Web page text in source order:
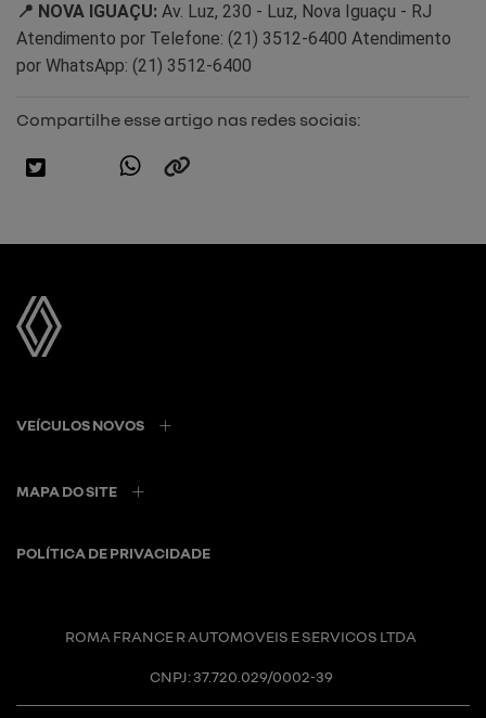
📍 NOVA IGUAÇU: Av. Luz, 230 - Luz, Nova Iguaçu - RJ
Atendimento por Telefone: (21) 3512-6400 Atendimento
por WhatsApp: (21) 3512-6400
Compartilhe esse artigo nas redes sociais:
VEÍCULOS NOVOS
MAPA DO SITE
POLÍTICA DE PRIVACIDADE
ROMA FRANCE R AUTOMOVEIS E SERVICOS LTDA
CNPJ: 37.720.029/0002-39